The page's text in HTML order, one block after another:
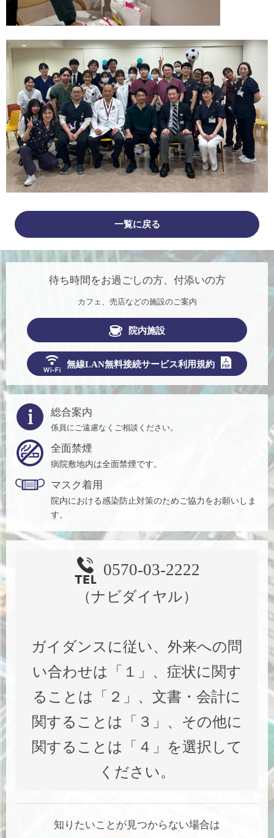
一覧に戻る
待ち時間をお過ごしの方、付添いの方
カフェ、売店などの施設のご案内
院内施設
無線LAN無料接続サービス利用規約
総合案内
係員にご遠慮なくご相談ください。
全面禁煙
病院敷地内は全面禁煙です。
マスク着用
院内における感染防止対策のためご協力をお願いしま
す。
0570-03-2222
（ナビダイヤル）
ガイダンスに従い、外来への問
い合わせは「１」、症状に関す
ることは「２」、文書・会計に
関することは「３」、その他に
関することは「４」を選択して
ください。
知りたいことが見つからない場合は